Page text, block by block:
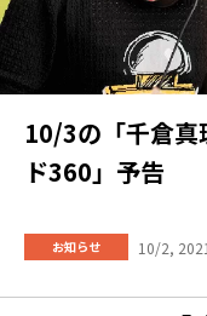
10/3の「千倉真
ド360」予告
お知らせ 10/2, 2021